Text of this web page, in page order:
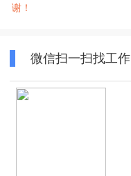
谢！
微信扫一扫找工作